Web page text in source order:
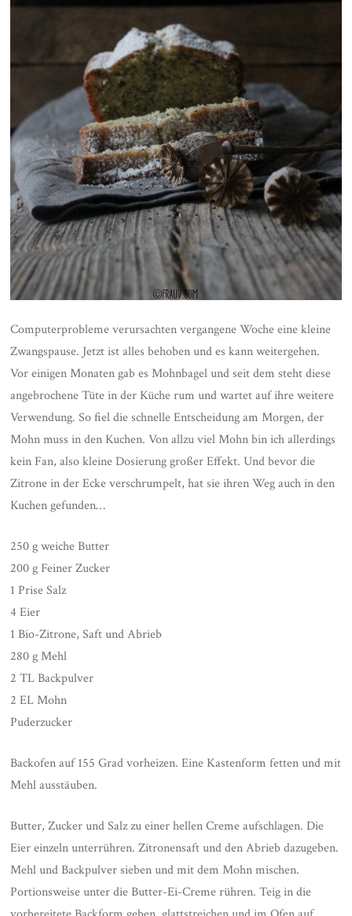
Computerprobleme verursachten vergangene Woche eine kleine
Zwangspause. Jetzt ist alles behoben und es kann weitergehen.
Vor einigen Monaten gab es Mohnbagel und seit dem steht diese
angebrochene Tüte in der Küche rum und wartet auf ihre weitere
Verwendung. So fiel die schnelle Entscheidung am Morgen, der
Mohn muss in den Kuchen. Von allzu viel Mohn bin ich allerdings
kein Fan, also kleine Dosierung großer Effekt. Und bevor die
Zitrone in der Ecke verschrumpelt, hat sie ihren Weg auch in den
Kuchen gefunden…
250 g weiche Butter
200 g Feiner Zucker
1 Prise Salz
4 Eier
1 Bio-Zitrone, Saft und Abrieb
280 g Mehl
2 TL Backpulver
2 EL Mohn
Puderzucker
Backofen auf 155 Grad vorheizen. Eine Kastenform fetten und mit
Mehl ausstäuben.
Butter, Zucker und Salz zu einer hellen Creme aufschlagen. Die
Eier einzeln unterrühren. Zitronensaft und den Abrieb dazugeben.
Mehl und Backpulver sieben und mit dem Mohn mischen.
Portionsweise unter die Butter-Ei-Creme rühren. Teig in die